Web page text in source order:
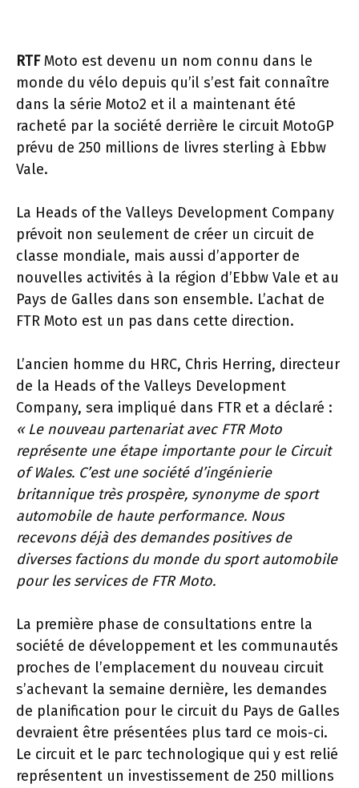
RTFMoto est devenu un nom connu dans le
monde du vélo depuis qu’il s’est fait connaître
dans la série Moto2 et il a maintenant été
racheté par la société derrière le circuit MotoGP
prévu de 250 millions de livres sterling à Ebbw
Vale.
La Heads of the Valleys Development Company
prévoit non seulement de créer un circuit de
classe mondiale, mais aussi d’apporter de
nouvelles activités à la région d’Ebbw Vale et au
Pays de Galles dans son ensemble. L’achat de
FTR Moto est un pas dans cette direction.
L’ancien homme du HRC, Chris Herring, directeur
de la Heads of the Valleys Development
Company, sera impliqué dans FTR et a déclaré :
« Le nouveau partenariat avec FTR Moto
représente une étape importante pour le Circuit
of Wales. C’est une société d’ingénierie
britannique très prospère, synonyme de sport
automobile de haute performance. Nous
recevons déjà des demandes positives de
diverses factions du monde du sport automobile
pour les services de FTR Moto.
La première phase de consultations entre la
société de développement et les communautés
proches de l’emplacement du nouveau circuit
s’achevant la semaine dernière, les demandes
de planification pour le circuit du Pays de Galles
devraient être présentées plus tard ce mois-ci.
Le circuit et le parc technologique qui y est relié
représentent un investissement de 250 millions